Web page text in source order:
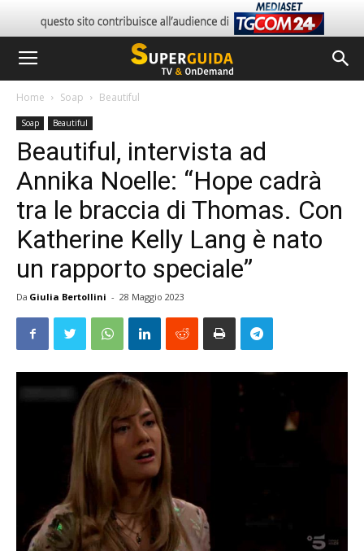
Home Soap Beautiful
Soap Beautiful
Beautiful, intervista ad
Annika Noelle: “Hope cadrà
tra le braccia di Thomas. Con
Katherine Kelly Lang è nato
un rapporto speciale”
Da Giulia Bertollini - 28 Maggio 2023